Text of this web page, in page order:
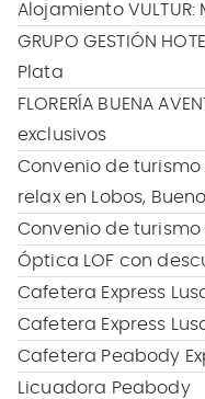
Alojamiento VULTUR:
GRUPO GESTIÓN
Plata
FLORERÍA BUENA
exclusivos
Convenio de turismo
relax en Lobos,
Convenio de turismo
Óptica LOF con
Cafetera Express
Cafetera Express
Cafetera Peabody
Licuadora Peabody